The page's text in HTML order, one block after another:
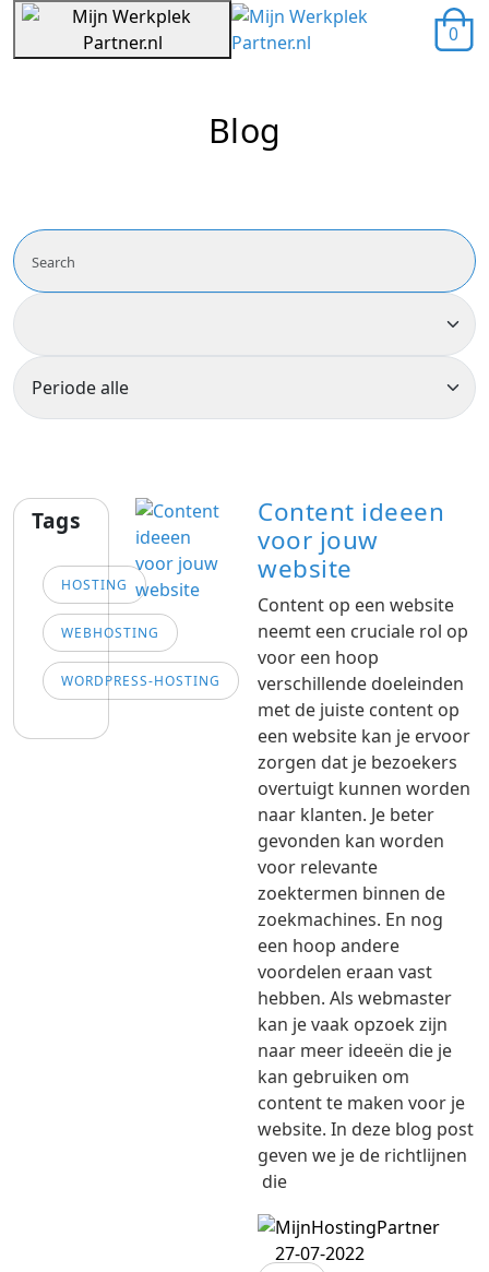
0
Blog
Tags
HOSTING
WEBHOSTING
WORDPRESS-HOSTING
Content ideeen
voor jouw
website
Content op een website
neemt een cruciale rol op
voor een hoop
verschillende doeleinden
met de juiste content op
een website kan je ervoor
zorgen dat je bezoekers
overtuigt kunnen worden
naar klanten. Je beter
gevonden kan worden
voor relevante
zoektermen binnen de
zoekmachines. En nog
een hoop andere
voordelen eraan vast
hebben. Als webmaster
kan je vaak opzoek zijn
naar meer ideeën die je
kan gebruiken om
content te maken voor je
website. In deze blog post
geven we je de richtlijnen
die
27-07-2022